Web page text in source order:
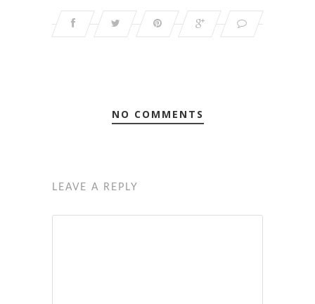
NO COMMENTS
LEAVE A REPLY